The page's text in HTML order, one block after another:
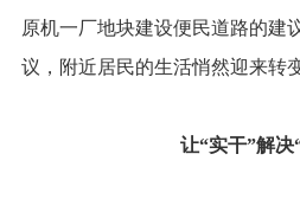
原机一厂地块建设便民道路的建
议，附近居民的生活悄然迎来转变
让“实干”解决